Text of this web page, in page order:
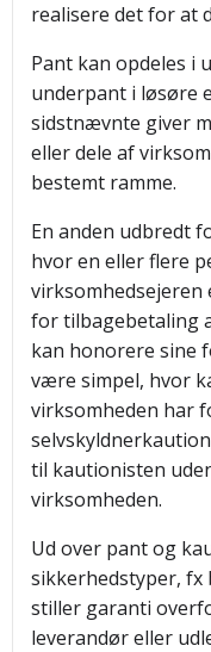
realisere det for at
Pant kan opdeles i
underpant i løsøre
sidstnævnte giver
eller dele af
bestemt ramme.
En anden udbredt
hvor en eller flere
for tilbagebetaling
kan honorere sine
være simpel, hvor
virksomheden har
til kautionisten
virksomheden.
Ud over pant og
sikkerhedstyper,
stiller garanti
leverandør eller